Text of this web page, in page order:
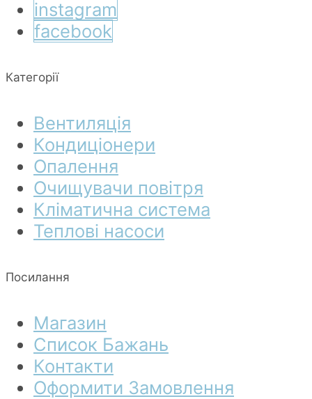
instagram
facebook
Категорії
Вентиляція
Кондиціонери
Опалення
Очищувачи повітря
Кліматична система
Теплові насоси
Посилання
Магазин
Список Бажань
Контакти
Оформити Замовлення